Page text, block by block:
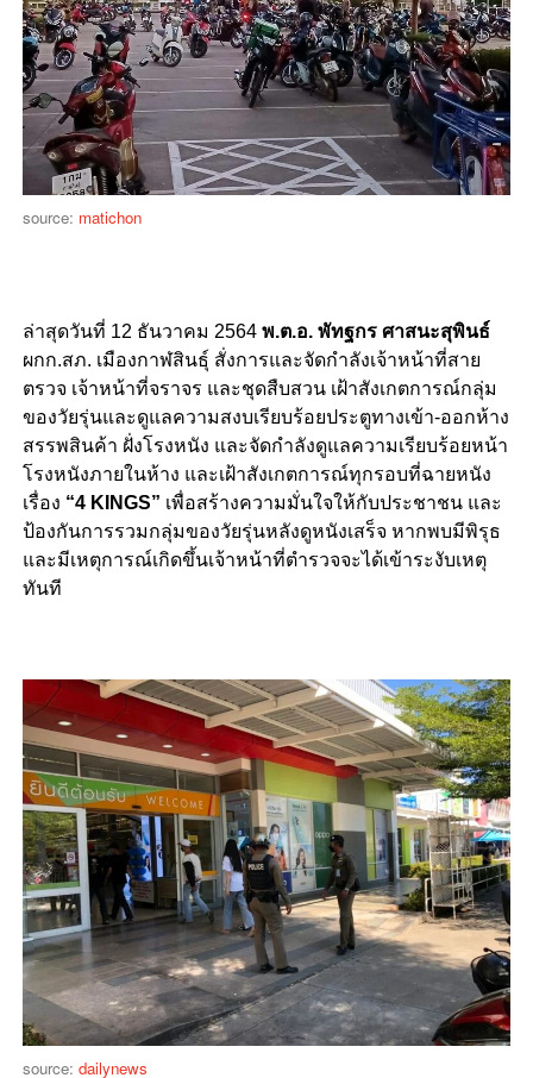
source: matichon
ล่าสุดวันที่ 12 ธันวาคม 2564 พ.ต.อ. พัทฐกร ศาสนะสุพินธ์
ผกก.สภ. เมืองกาฬสินธุ์ สั่งการและจัดกำลังเจ้าหน้าที่สาย
ตรวจ เจ้าหน้าที่จราจร และชุดสืบสวน เฝ้าสังเกตการณ์กลุ่ม
ของวัยรุ่นและดูแลความสงบเรียบร้อยประตูทางเข้า-ออกห้าง
สรรพสินค้า ฝั่งโรงหนัง และจัดกำลังดูแลความเรียบร้อยหน้า
โรงหนังภายในห้าง และเฝ้าสังเกตการณ์ทุกรอบที่ฉายหนัง
เรื่อง “4 KINGS” เพื่อสร้างความมั่นใจให้กับประชาชน และ
ป้องกันการรวมกลุ่มของวัยรุ่นหลังดูหนังเสร็จ หากพบมีพิรุธ
และมีเหตุการณ์เกิดขึ้นเจ้าหน้าที่ตำรวจจะได้เข้าระงับเหตุ
ทันที
source: dailynews